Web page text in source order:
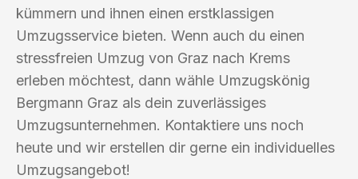
kümmern und ihnen einen erstklassigen
Umzugsservice bieten. Wenn auch du einen
stressfreien Umzug von Graz nach Krems
erleben möchtest, dann wähle Umzugskönig
Bergmann Graz als dein zuverlässiges
Umzugsunternehmen. Kontaktiere uns noch
heute und wir erstellen dir gerne ein individuelles
Umzugsangebot!